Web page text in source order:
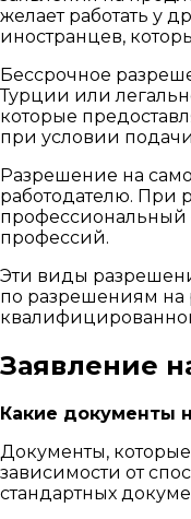
желает работать у
иностранцев,
Бессрочное
Турции или
которые
при условии
Разрешение на
работодателю. При
профессиональный
профессий.
Эти виды
по разрешениям на
Заявление
Какие документы
Документы,
зависимости от
стандартных